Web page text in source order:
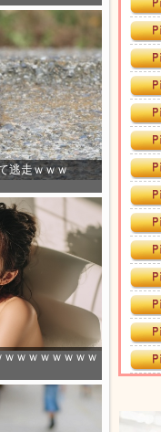
逃走ｗｗｗ
ｗｗｗｗｗｗｗ